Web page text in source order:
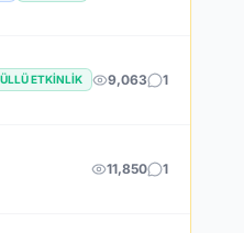
ETKINLIK 9,063 1
11,850 1